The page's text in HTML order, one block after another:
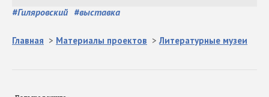
#Гиляровский #выставка
Главная > Материалы проектов >Литературные музеи